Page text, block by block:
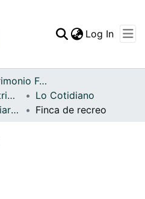
Statistics
Log In
Archivo del Patrimonio Fotográfico y Fílmico del Valle del Cauca
Fondo Archivo del Patrimonio Fotográfico y Fílmico del Valle del Cauca
Lo Cotidiano
APFFVC - Fotos Familiares - Patrimonial
Finca de recreo